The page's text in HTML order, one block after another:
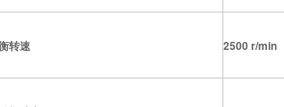
转速 2500 r/min